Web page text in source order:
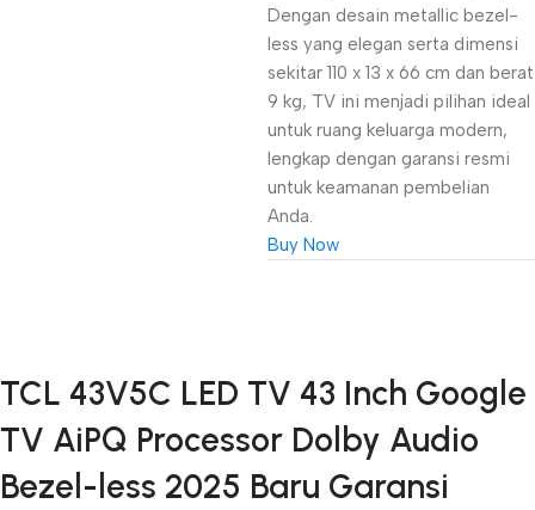
Dengan desain metallic bezel-
less yang elegan serta dimensi
sekitar 110 x 13 x 66 cm dan berat
9 kg, TV ini menjadi pilihan ideal
untuk ruang keluarga modern,
lengkap dengan garansi resmi
untuk keamanan pembelian
Anda.
Buy Now
Black Friday
Blowout!
TCL 43V5C LED TV 43 Inch Google
TV AiPQ Processor Dolby Audio
Bezel-less 2025 Baru Garansi